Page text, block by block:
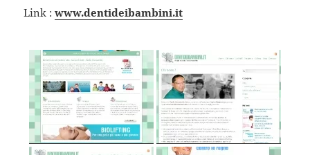
Link :www.dentideibambini.it